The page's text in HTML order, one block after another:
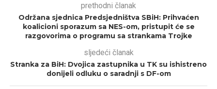
prethodni članak
Održana sjednica Predsjedništva SBiH: Prihvaćen
koalicioni sporazum sa NES-om, pristupit će se
razgovorima o programu sa strankama Trojke
sljedeći članak
Stranka za BiH: Dvojica zastupnika u TK su ishistreno
donijeli odluku o saradnji s DF-om